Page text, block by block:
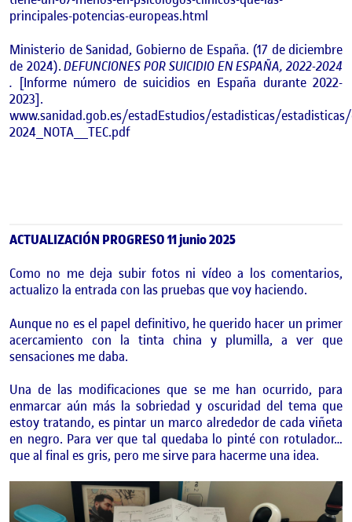
principales-potencias-europeas.html
Ministerio de Sanidad, Gobierno de España. (17 de diciembre
de 2024).DEFUNCIONES POR SUICIDIO EN ESPAÑA, 2022-2024
. [Informe número de suicidios en España durante 2022-
2023].
www.sanidad.gob.es/estadEstudios/estadisticas/
2024_NOTA__TEC.pdf
ACTUALIZACIÓN PROGRESO 11 junio 2025
Como no me deja subir fotos ni vídeo a los comentarios,
actualizo la entrada con las pruebas que voy haciendo.
Aunque no es el papel definitivo, he querido hacer un primer
acercamiento con la tinta china y plumilla, a ver que
sensaciones me daba.
Una de las modificaciones que se me han ocurrido, para
enmarcar aún más la sobriedad y oscuridad del tema que
estoy tratando, es pintar un marco alrededor de cada viñeta
en negro. Para ver que tal quedaba lo pinté con rotulador…
que al final es gris, pero me sirve para hacerme una idea.